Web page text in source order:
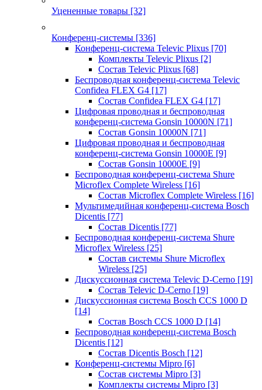
Уцененные товары [32]
Конференц-системы [336]
Конференц-система Televic Plixus [70]
Комплекты Televic Plixus [2]
Состав Televic Plixus [68]
Беспроводная конференц-система Televic
Confidea FLEX G4 [17]
Состав Confidea FLEX G4 [17]
Цифровая проводная и беспроводная
конференц-система Gonsin 10000N [71]
Состав Gonsin 10000N [71]
Цифровая проводная и беспроводная
конференц-система Gonsin 10000E [9]
Состав Gonsin 10000E [9]
Беспроводная конференц-система Shure
Microflex Complete Wireless [16]
Состав Microflex Complete Wireless [16]
Мультимедийная конференц-система Bosch
Dicentis [77]
Состав Dicentis [77]
Беспроводная конференц-система Shure
Microflex Wireless [25]
Состав системы Shure Microflex
Wireless [25]
Дискуссионная система Televic D-Cerno [19]
Состав Televic D-Cerno [19]
Дискуссионная система Bosch CCS 1000 D
[14]
Состав Bosch CCS 1000 D [14]
Беспроводная конференц-система Bosch
Dicentis [12]
Состав Dicentis Bosch [12]
Конференц-системы Mipro [6]
Состав системы Mipro [3]
Комплекты системы Mipro [3]